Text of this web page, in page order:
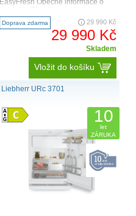
EasyFresh Obecné informace o
Chladnička vhodná k instal..
Doprava zdarma 29 990 Kč
29 990 Kč
Skladem
Vložit do košíku
Liebherr URc 3701
10
let
ZÁRUKA